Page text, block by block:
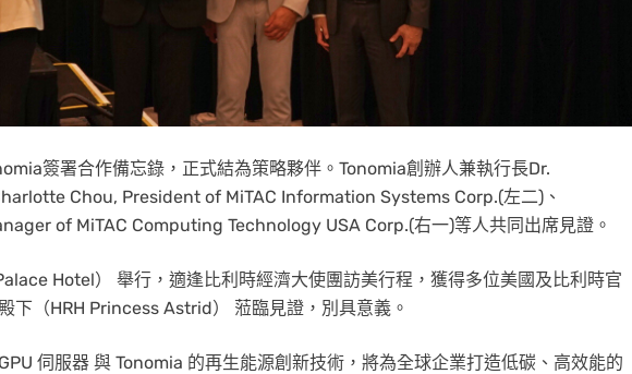
簽署合作備忘錄，正式結為策略夥伴。Tonomia創辦人兼執行長Dr.
Chou, President of MiTAC Information Systems Corp.(左二)、
of MiTAC Computing Technology USA Corp.(右一)等人共同出席見證。
Hotel） 舉行，適逢比利時經濟大使團訪美行程，獲得多位美國及比利時官
下（HRH Princess Astrid） 蒞臨見證，別具意義。
伺服器 與 Tonomia 的再生能源創新技術，將為全球企業打造低碳、高效能的